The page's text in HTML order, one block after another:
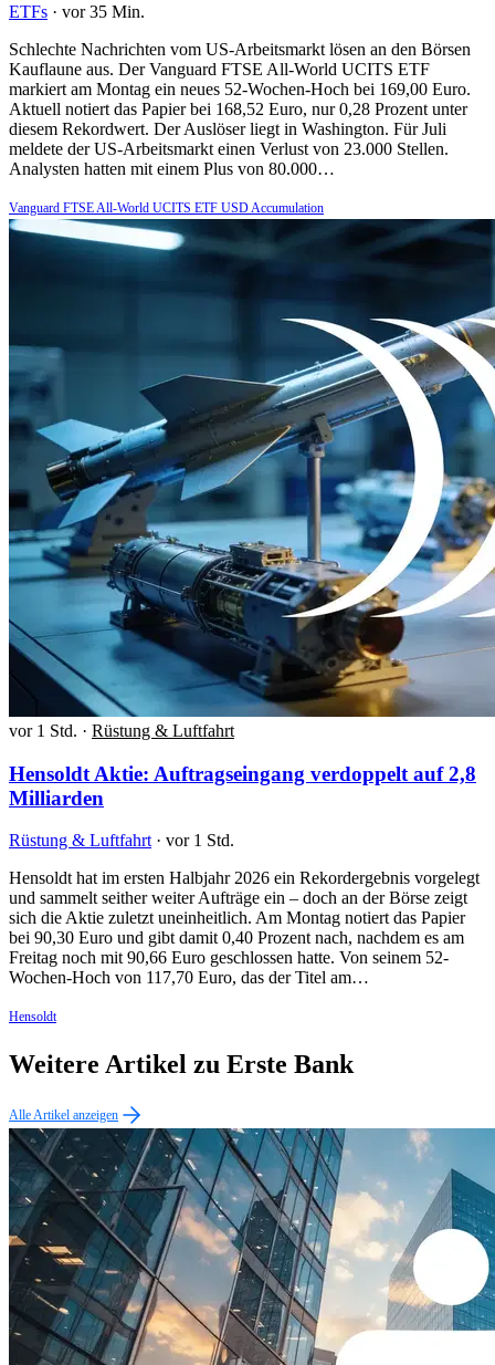
ETFs · vor 35 Min.
Schlechte Nachrichten vom US-Arbeitsmarkt lösen an den Börsen
Kauflaune aus. Der Vanguard FTSE All-World UCITS ETF
markiert am Montag ein neues 52-Wochen-Hoch bei 169,00 Euro.
Aktuell notiert das Papier bei 168,52 Euro, nur 0,28 Prozent unter
diesem Rekordwert. Der Auslöser liegt in Washington. Für Juli
meldete der US-Arbeitsmarkt einen Verlust von 23.000 Stellen.
Analysten hatten mit einem Plus von 80.000…
Vanguard FTSE All-World UCITS ETF USD Accumulation
vor 1 Std. · Rüstung & Luftfahrt
Hensoldt Aktie: Auftragseingang verdoppelt auf 2,8
Milliarden
Rüstung & Luftfahrt · vor 1 Std.
Hensoldt hat im ersten Halbjahr 2026 ein Rekordergebnis vorgelegt
und sammelt seither weiter Aufträge ein – doch an der Börse zeigt
sich die Aktie zuletzt uneinheitlich. Am Montag notiert das Papier
bei 90,30 Euro und gibt damit 0,40 Prozent nach, nachdem es am
Freitag noch mit 90,66 Euro geschlossen hatte. Von seinem 52-
Wochen-Hoch von 117,70 Euro, das der Titel am…
Hensoldt
Weitere Artikel zu Erste Bank
Alle Artikel anzeigen